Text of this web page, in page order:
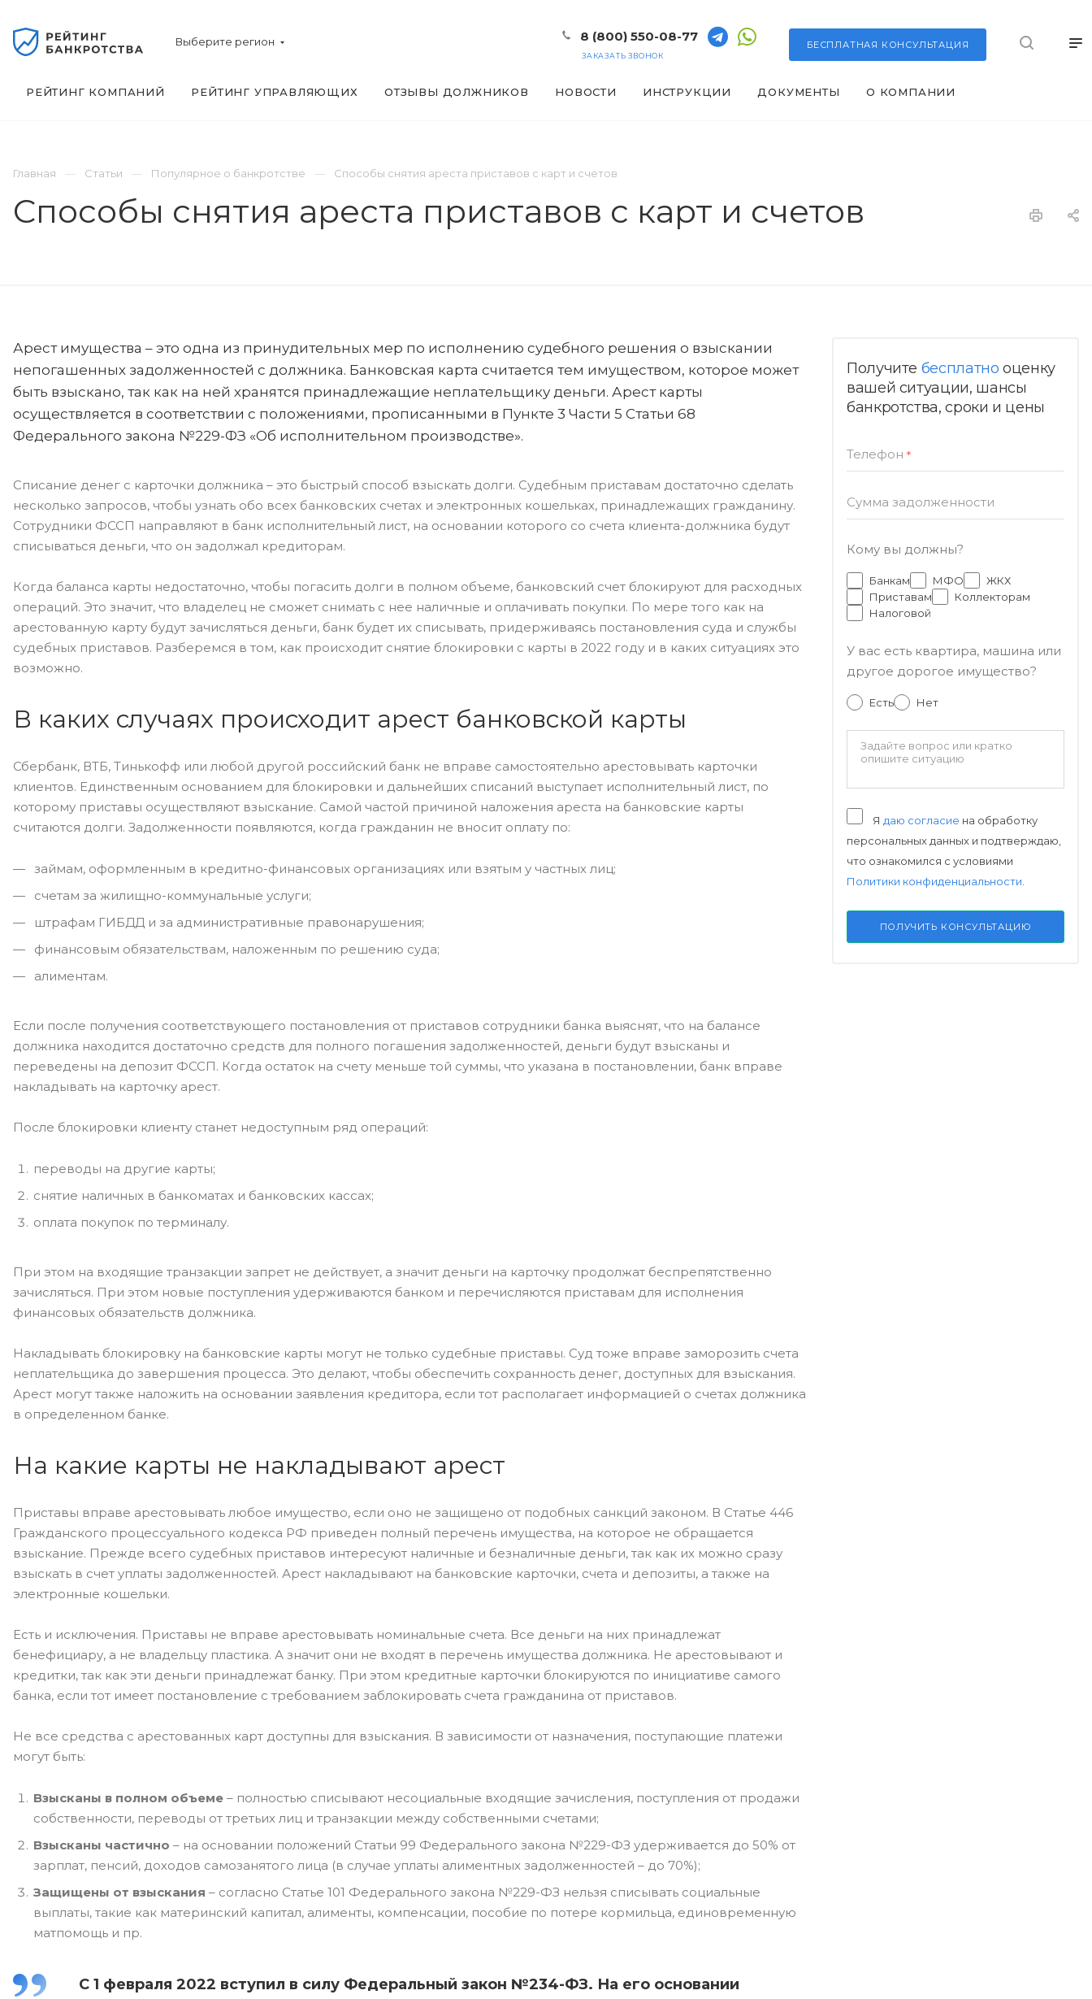
Выберите регион БЕСПЛАТНАЯ КОНСУЛЬТАЦИЯ
8 (800) 550-08-77
ЗАКАЗАТЬ ЗВОНОК
РЕЙТИНГ КОМПАНИЙ РЕЙТИНГ УПРАВЛЯЮЩИХ ОТЗЫВЫ ДОЛЖНИКОВ НОВОСТИ ИНСТРУКЦИИ ДОКУМЕНТЫ О КОМПАНИИ
Главная Статьи Популярное о банкротстве Способы снятия ареста приставов с карт и счетов
Способы снятия ареста приставов с карт и счетов
Арест имущества – это одна из принудительных мер по исполнению судебного решения о взыскании
непогашенных задолженностей с должника. Банковская карта считается тем имуществом, которое может
быть взыскано, так как на ней хранятся принадлежащие неплательщику деньги. Арест карты
осуществляется в соответствии с положениями, прописанными в Пункте 3 Части 5 Статьи 68
Федерального закона №229-ФЗ «Об исполнительном производстве».
Списание денег с карточки должника – это быстрый способ взыскать долги. Судебным приставам достаточно сделать
несколько запросов, чтобы узнать обо всех банковских счетах и электронных кошельках, принадлежащих гражданину.
Сотрудники ФССП направляют в банк исполнительный лист, на основании которого со счета клиента-должника будут
списываться деньги, что он задолжал кредиторам.
Когда баланса карты недостаточно, чтобы погасить долги в полном объеме, банковский счет блокируют для расходных
операций. Это значит, что владелец не сможет снимать с нее наличные и оплачивать покупки. По мере того как на
арестованную карту будут зачисляться деньги, банк будет их списывать, придерживаясь постановления суда и службы
судебных приставов. Разберемся в том, как происходит снятие блокировки с карты в 2022 году и в каких ситуациях это
возможно.
В каких случаях происходит арест банковской карты
Сбербанк, ВТБ, Тинькофф или любой другой российский банк не вправе самостоятельно арестовывать карточки
клиентов. Единственным основанием для блокировки и дальнейших списаний выступает исполнительный лист, по
которому приставы осуществляют взыскание. Самой частой причиной наложения ареста на банковские карты
считаются долги. Задолженности появляются, когда гражданин не вносит оплату по:
займам, оформленным в кредитно-финансовых организациях или взятым у частных лиц;
счетам за жилищно-коммунальные услуги;
штрафам ГИБДД и за административные правонарушения;
финансовым обязательствам, наложенным по решению суда;
алиментам.
Если после получения соответствующего постановления от приставов сотрудники банка выяснят, что на балансе
должника находится достаточно средств для полного погашения задолженностей, деньги будут взысканы и
переведены на депозит ФССП. Когда остаток на счету меньше той суммы, что указана в постановлении, банк вправе
накладывать на карточку арест.
После блокировки клиенту станет недоступным ряд операций:
переводы на другие карты;
снятие наличных в банкоматах и банковских кассах;
оплата покупок по терминалу.
При этом на входящие транзакции запрет не действует, а значит деньги на карточку продолжат беспрепятственно
зачисляться. При этом новые поступления удерживаются банком и перечисляются приставам для исполнения
финансовых обязательств должника.
Накладывать блокировку на банковские карты могут не только судебные приставы. Суд тоже вправе заморозить счета
неплательщика до завершения процесса. Это делают, чтобы обеспечить сохранность денег, доступных для взыскания.
Арест могут также наложить на основании заявления кредитора, если тот располагает информацией о счетах должника
в определенном банке.
На какие карты не накладывают арест
Приставы вправе арестовывать любое имущество, если оно не защищено от подобных санкций законом. В Статье 446
Гражданского процессуального кодекса РФ приведен полный перечень имущества, на которое не обращается
взыскание. Прежде всего судебных приставов интересуют наличные и безналичные деньги, так как их можно сразу
взыскать в счет уплаты задолженностей. Арест накладывают на банковские карточки, счета и депозиты, а также на
электронные кошельки.
Есть и исключения. Приставы не вправе арестовывать номинальные счета. Все деньги на них принадлежат
бенефициару, а не владельцу пластика. А значит они не входят в перечень имущества должника. Не арестовывают и
кредитки, так как эти деньги принадлежат банку. При этом кредитные карточки блокируются по инициативе самого
банка, если тот имеет постановление с требованием заблокировать счета гражданина от приставов.
Не все средства с арестованных карт доступны для взыскания. В зависимости от назначения, поступающие платежи
могут быть:
Взысканы в полном объеме – полностью списывают несоциальные входящие зачисления, поступления от продажи
собственности, переводы от третьих лиц и транзакции между собственными счетами;
Взысканы частично – на основании положений Статьи 99 Федерального закона №229-ФЗ удерживается до 50% от
зарплат, пенсий, доходов самозанятого лица (в случае уплаты алиментных задолженностей – до 70%);
Защищены от взыскания – согласно Статье 101 Федерального закона №229-ФЗ нельзя списывать социальные
выплаты, такие как материнский капитал, алименты, компенсации, пособие по потере кормильца, единовременную
матпомощь и пр.
С 1 февраля 2022 вступил в силу Федеральный закон №234-ФЗ. На его основании
Получите бесплатно оценку
вашей ситуации, шансы
банкротства, сроки и цены
Телефон *
Сумма задолженности
Кому вы должны?
Банкам МФО
ЖКХ
Приставам
Коллекторам
Налоговой
У вас есть квартира, машина или
другое дорогое имущество?
Есть Нет
Я даю согласие на обработку
персональных данных и подтверждаю,
что ознакомился с условиями
Политики конфиденциальности
ПОЛУЧИТЬ КОНСУЛЬТАЦИЮ